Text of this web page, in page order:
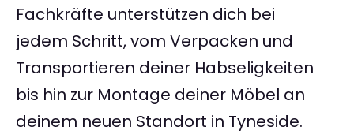
Fachkräfte unterstützen dich bei
jedem Schritt, vom Verpacken und
Transportieren deiner Habseligkeiten
bis hin zur Montage deiner Möbel an
deinem neuen Standort in Tyneside.